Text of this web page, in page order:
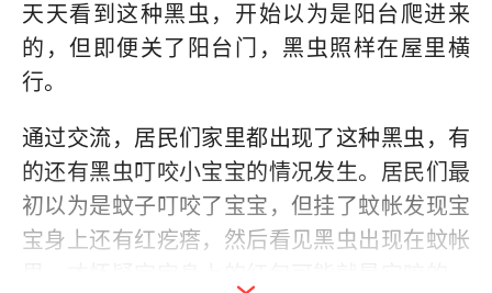
天天看到这种黑虫，开始以为是阳台爬进来
的，但即便关了阳台门，黑虫照样在屋里横
行。
通过交流，居民们家里都出现了这种黑虫，有
的还有黑虫叮咬小宝宝的情况发生。居民们最
初以为是蚊子叮咬了宝宝，但挂了蚊帐发现宝
宝身上还有红疙瘩，然后看见黑虫出现在蚊帐